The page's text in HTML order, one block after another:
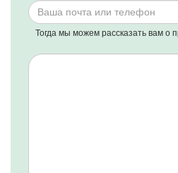
Тогда мы можем рассказать вам о